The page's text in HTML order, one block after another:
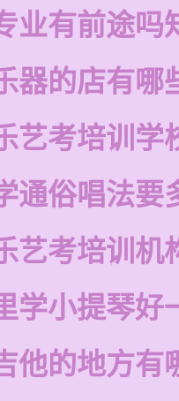
业有前途吗
器的店有哪
艺考培训学
通俗唱法要
艺考培训机
学小提琴好
他的地方有